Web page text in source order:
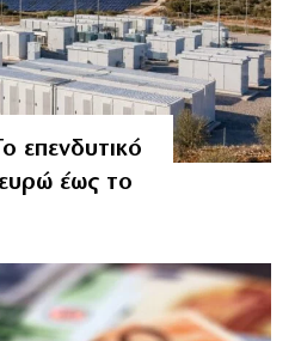
επενδυτικό
έως το